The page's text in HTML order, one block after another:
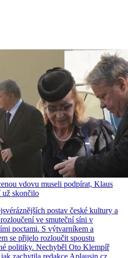
vdovu museli podpírat, Klaus
už skončilo
postav české kultury a
ve smuteční síni v
poctami. S výtvarníkem a
se přijelo rozloučit spoustu
politiky. Nechyběl Oto Klempíř
zachytila redakce Aplausin.cz,